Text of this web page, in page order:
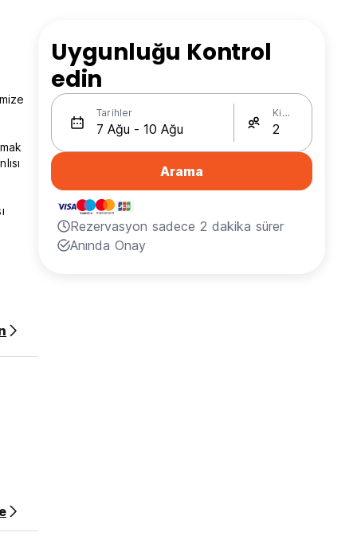
Uygunluğu Kontrol
edin
Tarihler Kişi Sayısı
Arama
Rezervasyon sadece 2 dakika sürer
Anında Onay